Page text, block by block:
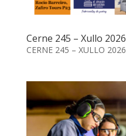
Cerne 245 – Xullo 2026
CERNE 245 – XULLO 2026